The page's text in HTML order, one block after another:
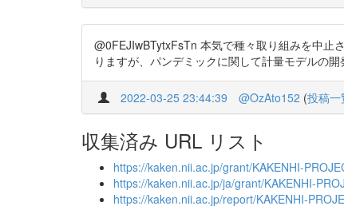
@0FEJIwBTytxFsTn 本気で種々取り組みを中止
りますが、パンデミックに関して計量モデルの
2022-03-25 23:44:39 @OzAto152 (投稿一
収集済み URL リスト
https://kaken.nii.ac.jp/grant/KAKENHI-
https://kaken.nii.ac.jp/ja/grant/KAKENHI-
https://kaken.nii.ac.jp/report/KAKENHI-